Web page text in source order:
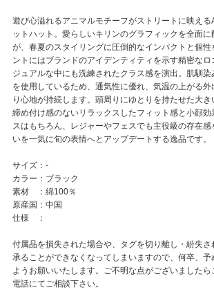
遊び心溢れるアニマルモチーフがストリートに映える
ットハット。愛らしいキリンのグラフィックを全面に
が、春夏のスタイリングに圧倒的なインパクトと個性
ントにはブランドのアイデンティティを示す精密なロ
ジュアルな中にも洗練されたクラス感を演出。肌馴
を使用しているため、通気性に優れ、気温の上がる
り心地が持続します。頭周りにゆとりを持たせた大き
締め付け感のないリラックスしたフィット感と小顔
スはもちろん、レジャーやフェスでも主役級の存在
いを一気に旬の表情へとアップデートする逸品です。
サイズ：-
カラー：ブラック
素材 ：綿100％
原産国：中国
仕様 ：
付属品を損失された場合や、タグを切り離し・紛失
承ることができなくなってしまいますので、何卒、
ようお願いいたします。ご不明な点がございました
電話にてご相談下さい。